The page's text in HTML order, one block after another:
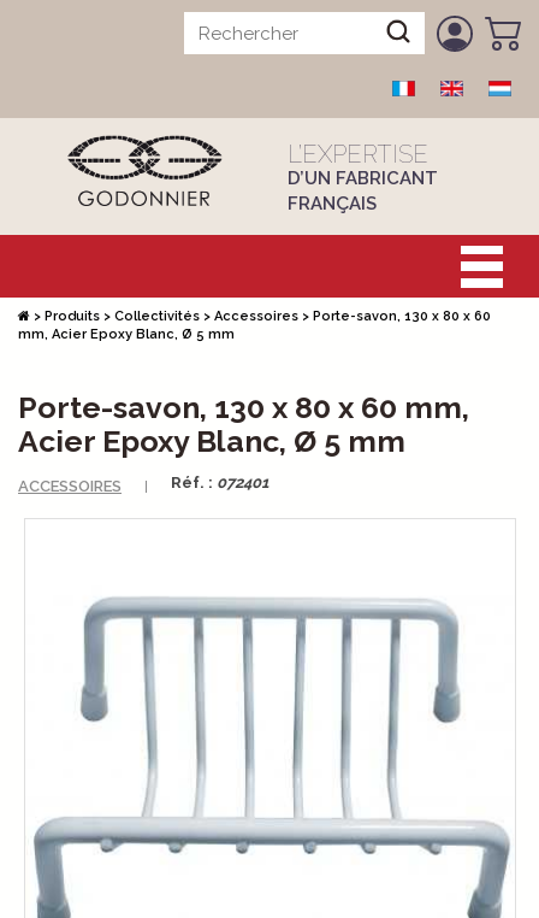
L’EXPERTISE
D’UN FABRICANT
FRANÇAIS
> Produits > Collectivités > Accessoires > Porte-savon, 130 x 80 x 60
mm, Acier Epoxy Blanc, Ø 5 mm
Porte-savon, 130 x 80 x 60 mm,
Acier Epoxy Blanc, Ø 5 mm
ACCESSOIRES Réf. : 072401